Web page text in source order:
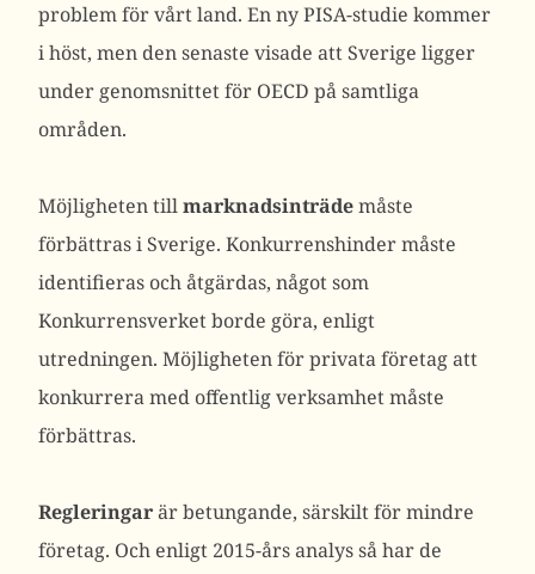
problem för vårt land. En ny PISA-studie kommer
i höst, men den senaste visade att Sverige ligger
under genomsnittet för OECD på samtliga
områden.
Möjligheten tillmarknadsinträdemåste
förbättras i Sverige. Konkurrenshinder måste
identifieras och åtgärdas, något som
Konkurrensverket borde göra, enligt
utredningen. Möjligheten för privata företag att
konkurrera med offentlig verksamhet måste
förbättras.
Regleringarär betungande, särskilt för mindre
företag. Och enligt 2015-års analys så har de